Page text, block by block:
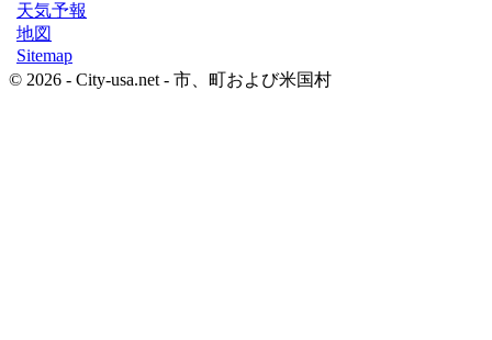
天気予報
地図
Sitemap
© 2026 - City-usa.net - 市、町および米国村